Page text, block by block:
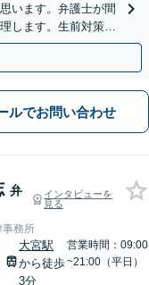
います。弁護士が間
します。生前対策か
分】
ルでお問い合わせ
弁
インタビューを
見る
事務所
大宮駅
から徒歩
3分
営業時間：09:00
~21:00（平日）